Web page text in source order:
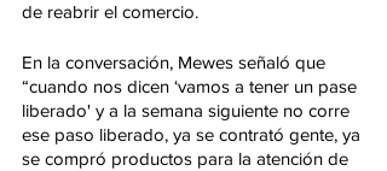
de reabrir el comercio.
En la conversación, Mewes señaló que
“cuando nos dicen ‘vamos a tener un pase
liberado' y a la semana siguiente no corre
ese paso liberado, ya se contrató gente, ya
se compró productos para la atención de